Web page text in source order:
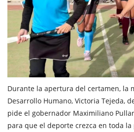
Durante la apertura del certamen, la
Desarrollo Humano, Victoria Tejeda,
pide el gobernador Maximiliano
para que el deporte crezca en toda